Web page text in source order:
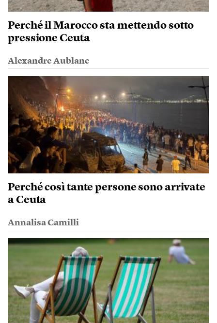
Perché il Marocco sta mettendo sotto
pressione Ceuta
Alexandre Aublanc
Perché così tante persone sono arrivate
a Ceuta
Annalisa Camilli